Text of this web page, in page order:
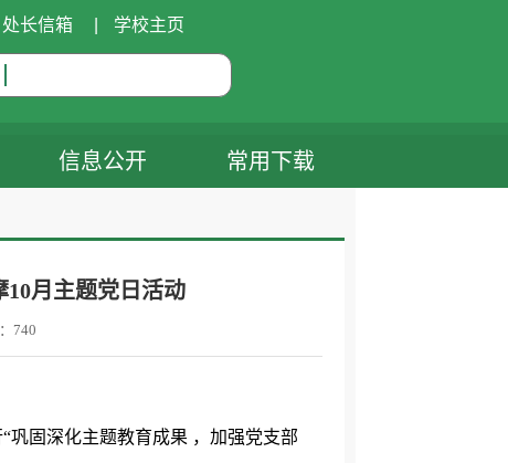
处长信箱 学校主页
信息公开 常用下载
月主题党日活动
740
巩固深化主题教育成果 ，加强党支部